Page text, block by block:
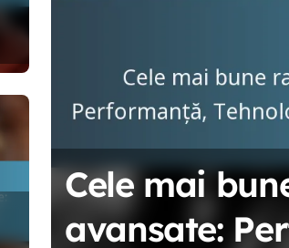
Cele mai
avansate: